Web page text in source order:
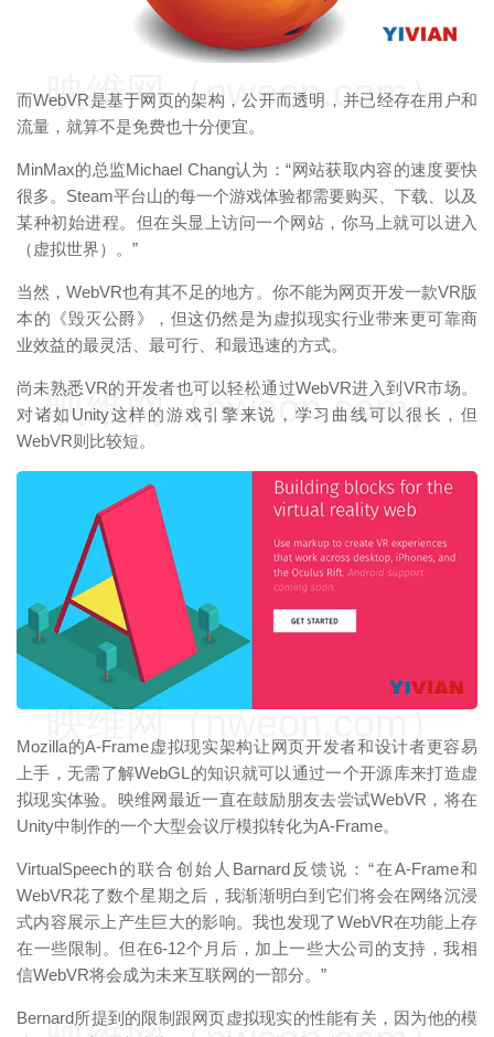
而WebVR是基于网页的架构，公开而透明，并已经存在用户和
流量，就算不是免费也十分便宜。
MinMax的总监Michael Chang认为：“网站获取内容的速度要快
很多。Steam平台山的每一个游戏体验都需要购买、下载、以及
某种初始进程。但在头显上访问一个网站，你马上就可以进入
（虚拟世界）。”
当然，WebVR也有其不足的地方。你不能为网页开发一款VR版
本的《毁灭公爵》，但这仍然是为虚拟现实行业带来更可靠商
业效益的最灵活、最可行、和最迅速的方式。
尚未熟悉VR的开发者也可以轻松通过WebVR进入到VR市场。
对诸如Unity这样的游戏引擎来说，学习曲线可以很长，但
WebVR则比较短。
Mozilla的A-Frame虚拟现实架构让网页开发者和设计者更容易
上手，无需了解WebGL的知识就可以通过一个开源库来打造虚
拟现实体验。映维网最近一直在鼓励朋友去尝试WebVR，将在
Unity中制作的一个大型会议厅模拟转化为A-Frame。
VirtualSpeech的联合创始人Barnard反馈说：“在A-Frame和
WebVR花了数个星期之后，我渐渐明白到它们将会在网络沉浸
式内容展示上产生巨大的影响。我也发现了WebVR在功能上存
在一些限制。但在6-12个月后，加上一些大公司的支持，我相
信WebVR将会成为未来互联网的一部分。”
Bernard所提到的限制跟网页虚拟现实的性能有关，因为他的模
映维网（nweon.com）
映维网（nweon.com）
映维网（nweon.com）